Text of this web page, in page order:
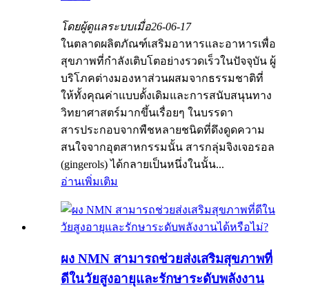
โดยผู้ดูแลระบบเมื่อ26-06-17
ในตลาดผลิตภัณฑ์เสริมอาหารและอาหารเพื่อ
สุขภาพที่กำลังเติบโตอย่างรวดเร็วในปัจจุบัน ผู้
บริโภคต่างมองหาส่วนผสมจากธรรมชาติที่
ให้ทั้งคุณค่าแบบดั้งเดิมและการสนับสนุนทาง
วิทยาศาสตร์มากขึ้นเรื่อยๆ ในบรรดา
สารประกอบจากพืชหลายชนิดที่ดึงดูดความ
สนใจจากอุตสาหกรรมนั้น สารกลุ่มจิงเจอรอล
(gingerols) ได้กลายเป็นหนึ่งในนั้น...
อ่านเพิ่มเติม
ผง NMN สามารถช่วยส่งเสริมสุขภาพที่
ดีในวัยสูงอายุและรักษาระดับพลังงาน